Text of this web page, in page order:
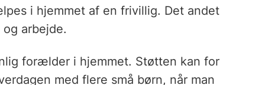
i hjemmet af en frivillig. Det andet
arbejde.
forælder i hjemmet. Støtten kan for
med flere små børn, når man